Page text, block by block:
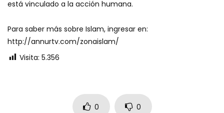
está vinculado a la acción humana.
Para saber más sobre Islam, ingresar en:
http://annurtv.com/zonaislam/
Visita: 5.356
0 0